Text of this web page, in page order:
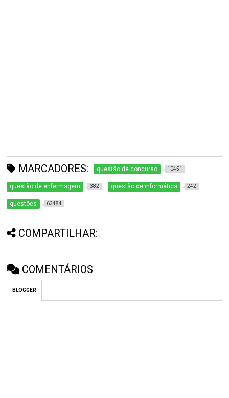
MARCADORES: questão de concurso 10451
questão de enfermagem 382 questão de informática 242
questões 63484
COMPARTILHAR:
COMENTÁRIOS
BLOGGER